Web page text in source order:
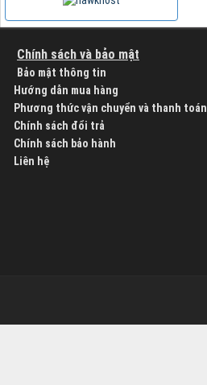
Chính sách và bảo mật
Bảo mật thông tin
Hướng dẫn mua hàng
Phương thức vận chuyển và thanh toán
Chính sách đổi trả
Chính sách bảo hành
Liên hệ